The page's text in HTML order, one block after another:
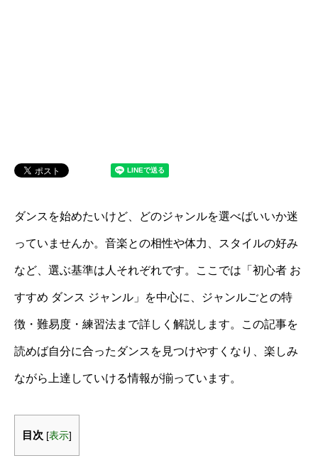
ダンスを始めたいけど、どのジャンルを選べばいいか迷
っていませんか。音楽との相性や体力、スタイルの好み
など、選ぶ基準は人それぞれです。ここでは「初心者 お
すすめ ダンス ジャンル」を中心に、ジャンルごとの特
徴・難易度・練習法まで詳しく解説します。この記事を
読めば自分に合ったダンスを見つけやすくなり、楽しみ
ながら上達していける情報が揃っています。
目次 [表示]